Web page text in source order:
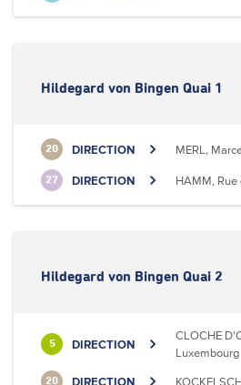
Hildegard von Bingen Quai 1
20 DIRECTION MERL,
27 DIRECTION HAMM, Rue
Hildegard von Bingen Quai 2
5 DIRECTION
CLOCHE
Luxembourg
20 DIRECTION